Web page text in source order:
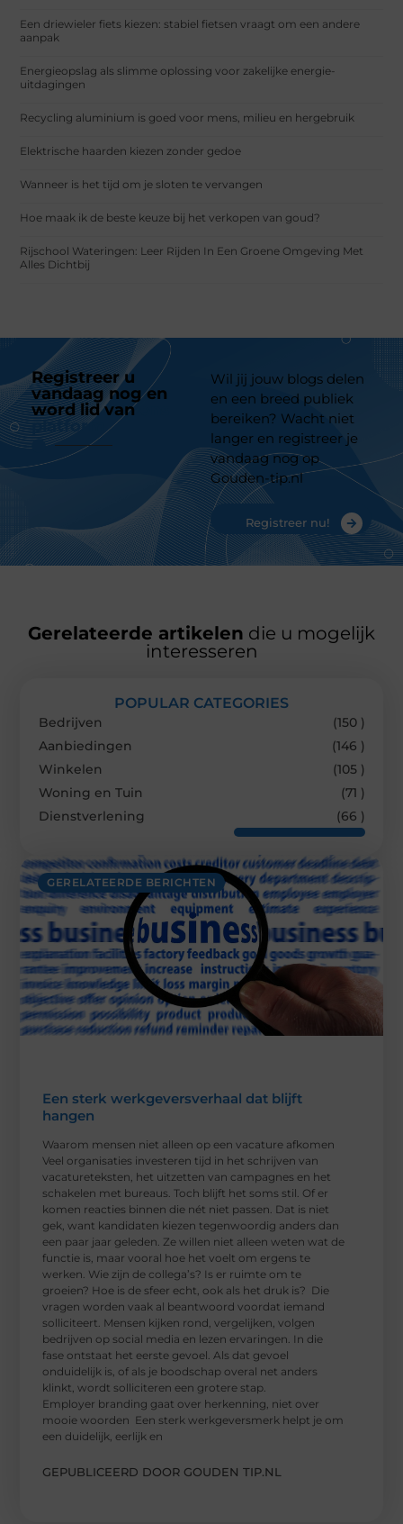
Een driewieler fiets kiezen: stabiel fietsen vraagt om een andere
aanpak
Energieopslag als slimme oplossing voor zakelijke energie-
uitdagingen
Recycling aluminium is goed voor mens, milieu en hergebruik
Elektrische haarden kiezen zonder gedoe
Wanneer is het tijd om je sloten te vervangen
Hoe maak ik de beste keuze bij het verkopen van goud?
Rijschool Wateringen: Leer Rijden In Een Groene Omgeving Met
Alles Dichtbij
Registreer u
vandaag nog en
word lid van
platform
Wil jij jouw blogs delen
en een breed publiek
bereiken? Wacht niet
langer en registreer je
vandaag nog op
Gouden-tip.nl
Registreer nu!
Gerelateerde artikelen die u mogelijk
interesseren
GERELATEERDE BERICHTEN
Een sterk werkgeversverhaal dat blijft
hangen
Waarom mensen niet alleen op een vacature afkomen
Veel organisaties investeren tijd in het schrijven van
vacatureteksten, het uitzetten van campagnes en het
schakelen met bureaus. Toch blijft het soms stil. Of er
komen reacties binnen die nét niet passen. Dat is niet
gek, want kandidaten kiezen tegenwoordig anders dan
een paar jaar geleden. Ze willen niet alleen weten wat de
functie is, maar vooral hoe het voelt om ergens te
werken. Wie zijn de collega’s? Is er ruimte om te
groeien? Hoe is de sfeer echt, ook als het druk is? Die
vragen worden vaak al beantwoord voordat iemand
solliciteert. Mensen kijken rond, vergelijken, volgen
bedrijven op social media en lezen ervaringen. In die
fase ontstaat het eerste gevoel. Als dat gevoel
onduidelijk is, of als je boodschap overal net anders
klinkt, wordt solliciteren een grotere stap.
Employer branding gaat over herkenning, niet over
mooie woorden Een sterk werkgeversmerk helpt je om
een duidelijk, eerlijk en
GEPUBLICEERD DOOR GOUDEN TIP.NL
POPULAR CATEGORIES
Bedrijven
(150 )
Aanbiedingen
(146 )
Winkelen
(105 )
Woning en Tuin
(71 )
Dienstverlening
(66 )